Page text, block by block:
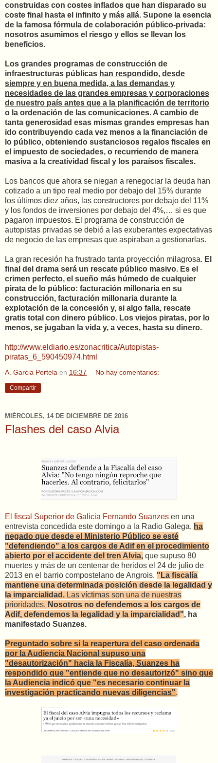
construidas con costes inflados que han disparado su
coste final hasta el infinito y más allá. Supone la esencia
de la famosa fórmula de colaboración público-privada:
nosotros asumimos el riesgo y ellos se llevan los
beneficios.
Los grandes programas de construcción de
infraestructuras públicas han respondido, desde
siempre y en buena medida, a las demandas y
necesidades de las grandes empresas y corporaciones
de nuestro país antes que a la planificación de territorio
o la ordenación de las comunicaciones. A cambio de
tanta generosidad esas mismas grandes empresas han
ido contribuyendo cada vez menos a la financiación de
lo público, obteniendo sustanciosos regalos fiscales en
el impuesto de sociedades, o recurriendo de manera
masiva a la creatividad fiscal y los paraísos fiscales.
Los bancos que ahora se niegan a renegociar la deuda han
cotizado a un tipo real medio por debajo del 15% durante
los últimos diez años, las constructores por debajo del 11%
y los fondos de inversiones por debajo del 4%,… si es que
pagaron impuestos. El programa de construcción de
autopistas privadas se debió a las exuberantes expectativas
de negocio de las empresas que aspiraban a gestionarlas.
La gran recesión ha frustrado tanta proyección milagrosa. El
final del drama será un rescate público masivo. Es el
crimen perfecto, el sueño más húmedo de cualquier
pirata de lo público: facturación millonaria en su
construcción, facturación millonaria durante la
explotación de la concesión y, si algo falla, rescate
gratis total con dinero público. Los viejos piratas, por lo
menos, se jugaban la vida y, a veces, hasta su dinero.
http://www.eldiario.es/zonacritica/Autopistas-
piratas_6_590450974.html
A. Garcia Portela en 16:37 No hay comentarios:
Compartir
MIÉRCOLES, 14 DE DICIEMBRE DE 2016
Flashes del caso Alvia
El fiscal Superior de Galicia Fernando Suanzes en una
entrevista concedida este domingo a la Radio Galega, ha
negado que desde el Ministerio Público se esté
"defendiendo" a los cargos de Adif en el procedimiento
abierto por el accidente del tren Alvia, que supuso 80
muertes y más de un centenar de heridos el 24 de julio de
2013 en el barrio compostelano de Angrois. "La fiscalía
mantiene una determinada posición desde la legalidad y
la imparcialidad. Las víctimas son una de nuestras
prioridades. Nosotros no defendemos a los cargos de
Adif, defendemos la legalidad y la imparcialidad", ha
manifestado Suanzes.
Preguntado sobre si la reapertura del caso ordenada
por la Audiencia Nacional supuso una
"desautorización" hacia la Fiscalía, Suanzes ha
respondido que "entiende que no desautorizó" sino que
la Audiencia indicó que "es necesario continuar la
investigación practicando nuevas diligencias".